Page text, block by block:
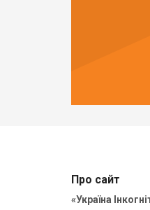
Про сайт
«Україна